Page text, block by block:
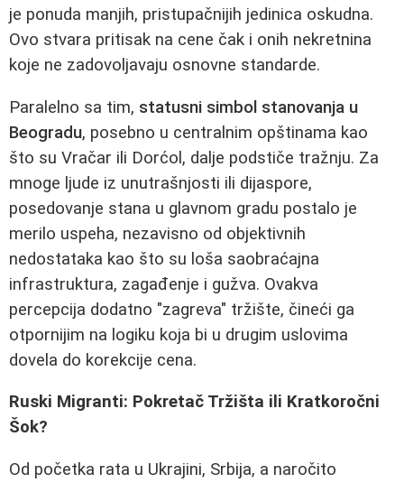
je ponuda manjih, pristupačnijih jedinica oskudna.
Ovo stvara pritisak na cene čak i onih nekretnina
koje ne zadovoljavaju osnovne standarde.
Paralelno sa tim, statusni simbol stanovanja u
Beogradu, posebno u centralnim opštinama kao
što su Vračar ili Dorćol, dalje podstiče tražnju. Za
mnoge ljude iz unutrašnjosti ili dijaspore,
posedovanje stana u glavnom gradu postalo je
merilo uspeha, nezavisno od objektivnih
nedostataka kao što su loša saobraćajna
infrastruktura, zagađenje i gužva. Ovakva
percepcija dodatno "zagreva" tržište, čineći ga
otpornijim na logiku koja bi u drugim uslovima
dovela do korekcije cena.
Ruski Migranti: Pokretač Tržišta ili Kratkoročni
Šok?
Od početka rata u Ukrajini, Srbija, a naročito